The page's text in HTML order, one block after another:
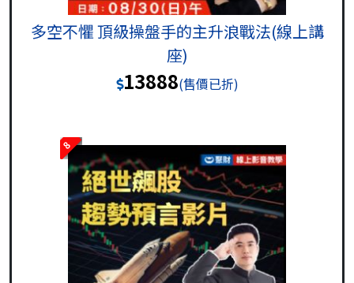
多空不懼 頂級操盤手的主升浪戰法(線上講
座)
13888(售價已折)
8